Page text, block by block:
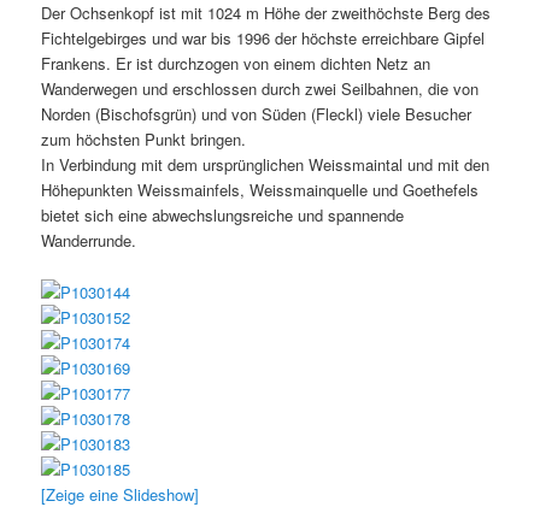
Der Ochsenkopf ist mit 1024 m Höhe der zweithöchste Berg des
Fichtelgebirges und war bis 1996 der höchste erreichbare Gipfel
Frankens. Er ist durchzogen von einem dichten Netz an
Wanderwegen und erschlossen durch zwei Seilbahnen, die von
Norden (Bischofsgrün) und von Süden (Fleckl) viele Besucher
zum höchsten Punkt bringen.
In Verbindung mit dem ursprünglichen Weissmaintal und mit den
Höhepunkten Weissmainfels, Weissmainquelle und Goethefels
bietet sich eine abwechslungsreiche und spannende
Wanderrunde.
[Zeige eine Slideshow]